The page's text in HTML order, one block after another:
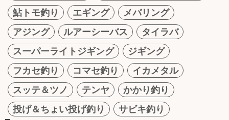
鮎トモ釣り
エギング
メバリング
アジング
ルアーシーバス
タイラバ
スーパーライトジギング
ジギング
フカセ釣り
コマセ釣り
イカメタル
スッテ＆ツノ
テンヤ
かかり釣り
投げ＆ちょい投げ釣り
サビキ釣り